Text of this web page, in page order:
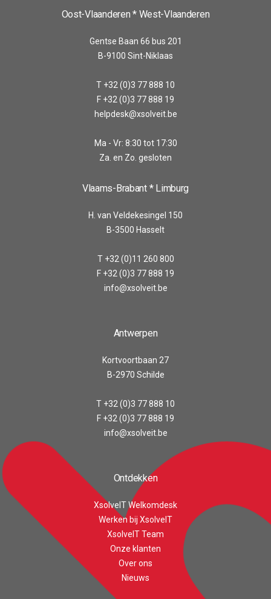
Oost-Vlaanderen * West-Vlaanderen
Gentse Baan 66 bus 201
B-9100 Sint-Niklaas
T +32 (0)3 77 888 10
F +32 (0)3 77 888 19
helpdesk@xsolveit.be
Ma - Vr: 8:30 tot 17:30
Za. en Zo. gesloten
Vlaams-Brabant * Limburg
H. van Veldekesingel 150
B-3500 Hasselt
T +32 (0)11 260 800
F +32 (0)3 77 888 19
info@xsolveit.be
Antwerpen
Kortvoortbaan 27
B-2970 Schilde
T +32 (0)3 77 888 10
F +32 (0)3 77 888 19
info@xsolveit.be
Ontdekken
XsolveIT Welkomdesk
Werken bij XsolveIT
XsolveIT Team
Onze klanten
Over ons
Nieuws
Customer reviews and experiences for
XsolveIT